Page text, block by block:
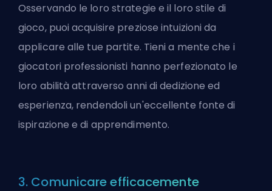
Osservando le loro strategie e il loro stile di
gioco, puoi acquisire preziose intuizioni da
applicare alle tue partite. Tieni a mente che i
giocatori professionisti hanno perfezionato le
loro abilità attraverso anni di dedizione ed
esperienza, rendendoli un'eccellente fonte di
ispirazione e di apprendimento.
3. Comunicare efficacemente